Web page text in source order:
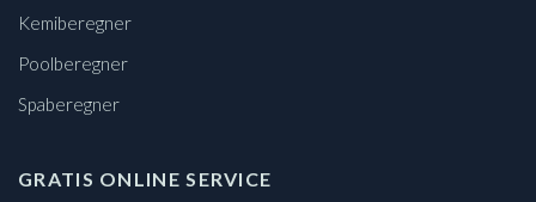
Kemiberegner
Poolberegner
Spaberegner
GRATIS ONLINE SERVICE